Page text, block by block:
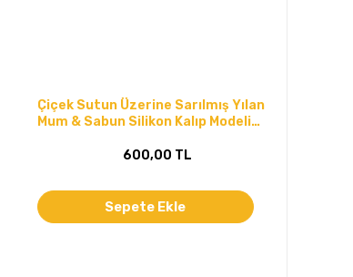
Çiçek Sutun Üzerine Sarılmış Yılan
Mum & Sabun Silikon Kalıp Modeli
600,00 TL
Sepete Ekle